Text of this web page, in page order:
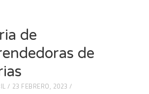
de
de
23 FEBRERO, 2023